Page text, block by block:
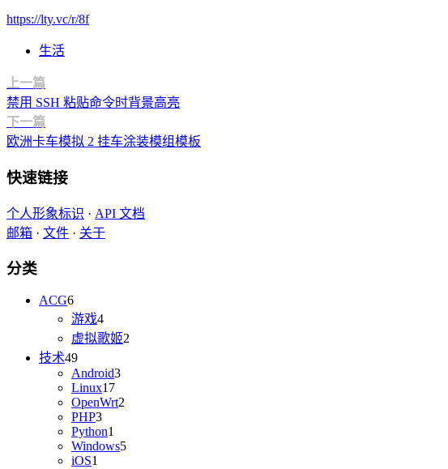
https://lty.vc/r/8f
生活
上一篇
禁用 SSH 粘贴命令时背景高亮
下一篇
欧洲卡车模拟 2 挂车涂装模组模板
快速链接
个人形象标识 · API 文档
邮箱 · 文件 · 关于
分类
ACG6
游戏4
虚拟歌姬2
技术49
Android3
Linux17
OpenWrt2
PHP3
Python1
Windows5
iOS1